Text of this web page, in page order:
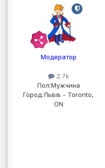
Модератор
2.7k
Пол:Мужчина
Город:Львів - Toronto,
ON